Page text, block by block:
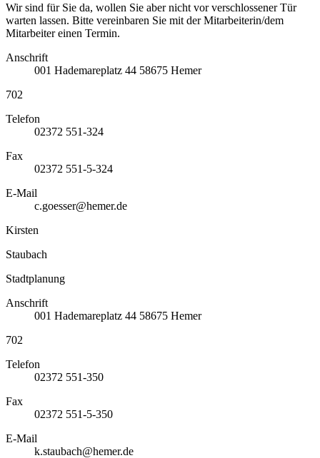
Wir sind für Sie da, wollen Sie aber nicht vor verschlossener Tür
warten lassen. Bitte vereinbaren Sie mit der Mitarbeiterin/dem
Mitarbeiter einen Termin.
Anschrift
001 Hademareplatz 44 58675 Hemer
702
Telefon
02372 551-324
Fax
02372 551-5-324
E-Mail
c.goesser@hemer.de
Kirsten
Staubach
Stadtplanung
Anschrift
001 Hademareplatz 44 58675 Hemer
702
Telefon
02372 551-350
Fax
02372 551-5-350
E-Mail
k.staubach@hemer.de